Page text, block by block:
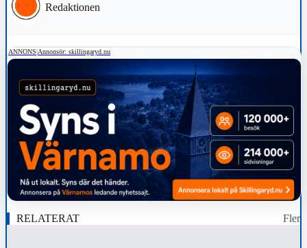
Redaktionen
ANNONS|Annonsör: skillingaryd.nu
RELATERAT Fler